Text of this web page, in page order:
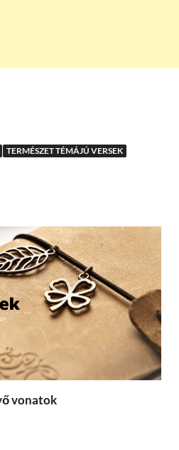
TERMÉSZET TÉMÁJÚ VERSEK
vonatok